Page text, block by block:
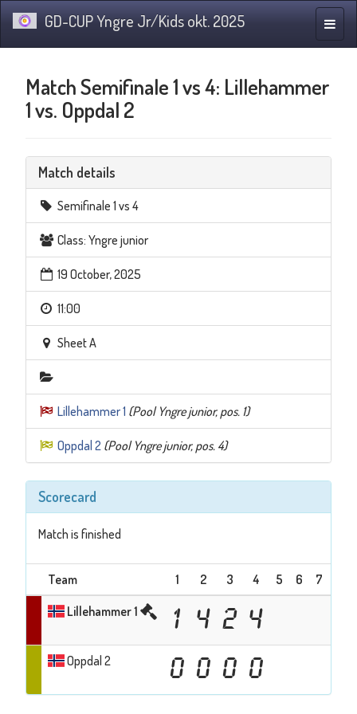
Toggle
GD-CUP Yngre Jr/Kids okt. 2025
Match Semifinale 1 vs 4: Lillehammer
1 vs. Oppdal 2
Match details
Semifinale 1 vs 4
Class: Yngre junior
19 October, 2025
11:00
Sheet A
Lillehammer 1 (Pool Yngre junior, pos. 1)
Oppdal 2 (Pool Yngre junior, pos. 4)
Scorecard
Match is finished
Team 1 2 3 4 5 6 7
Lillehammer 1
1 4 2 4
Oppdal 2 0 0 0 0